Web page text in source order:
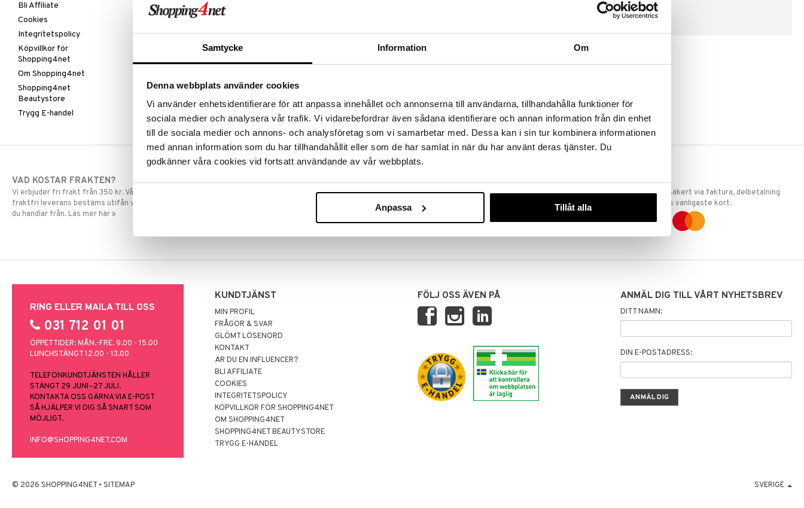
Samtycke Information Om
Denna webbplats använder cookies
Vi använder enhetsidentifierare för att anpassa innehållet och annonserna till användarna, tillhandahålla funktioner för
sociala medier och analysera vår trafik. Vi vidarebefordrar även sådana identifierare och annan information från din enhet
till de sociala medier och annons- och analysföretag som vi samarbetar med. Dessa kan i sin tur kombinera informationen
med annan information som du har tillhandahållit eller som de har samlat in när du har använt deras tjänster. Du
godkänner våra cookies vid fortsatt användande av vår webbplats.
Anpassa Tillåt alla
SKAPA KUND
Bli Affiliate
Cookies
Integritetspolicy
Köpvillkor för
Shopping4net
Om Shopping4net
Shopping4net
Beautystore
Trygg E-handel
VAD KOSTAR FRAKTEN?
Vi erbjuder fri frakt från 350 kr. Vår gräns för
fraktfri leverans bestäms utifån vilken avdelning
du handlar från. Läs mer här »
SNABBA LEVERANSER
Beställningar lagda före 14:00 (gäller varor i lager)
GODKÄND AV LÄKEMEDELSVERKET
EU-logotypen är symbolen som visar att vi är
godkända av Läkemedelsverket gällande
försäljning av läkemedel.
TRYGGA KÖP
Handla tryggt & säkert via faktura, delbetalning
eller marknadens vanligaste kort.
RING ELLER MAILA TILL OSS
031 712 01 01
ÖPPETTIDER: MÅN.-FRE. 9.00 - 15.00
LUNCHSTÄNGT 12.00 - 13.00
TELEFONKUNDTJÄNSTEN HÅLLER
STÄNGT 29 JUNI–27 JULI.
KONTAKTA OSS GÄRNA VIA E-POST
SÅ HJÄLPER VI DIG SÅ SNART SOM
MÖJLIGT.
INFO@SHOPPING4NET.COM
KUNDTJÄNST
MIN PROFIL
FRÅGOR & SVAR
GLÖMT LÖSENORD
KONTAKT
ÄR DU EN INFLUENCER?
BLI AFFILIATE
COOKIES
INTEGRITETSPOLICY
KÖPVILLKOR FÖR SHOPPING4NET
OM SHOPPING4NET
SHOPPING4NET BEAUTYSTORE
TRYGG E-HANDEL
FÖLJ OSS ÄVEN PÅ ANMÄL DIG TILL VÅRT NYHETSBREV
DITT NAMN:
DIN E-POSTADRESS:
© 2026 SHOPPING4NET • SITEMAP SVERIGE